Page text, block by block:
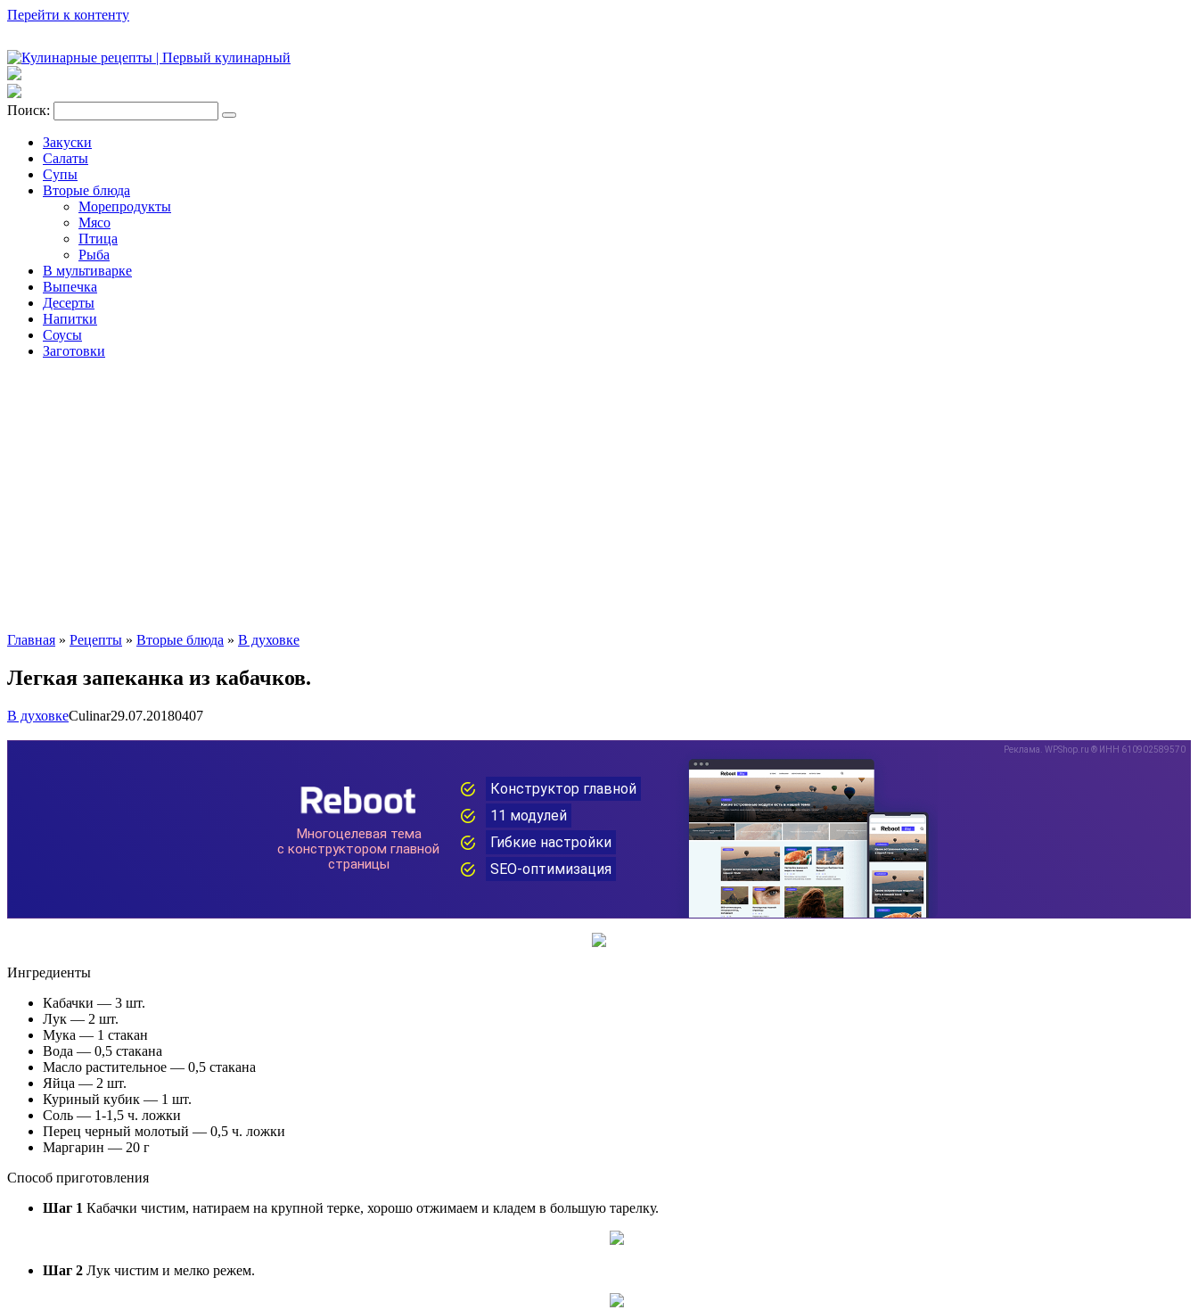
Перейти к контенту
Поиск:
Закуски
Салаты
Супы
Вторые блюда
Морепродукты
Мясо
Птица
Рыба
В мультиварке
Выпечка
Десерты
Напитки
Соусы
Заготовки
Главная » Рецепты » Вторые блюда » В духовке
Легкая запеканка из кабачков.
В духовкеСulinar29.07.20180407
Ингредиенты
Кабачки — 3 шт.
Лук — 2 шт.
Мука — 1 стакан
Вода — 0,5 стакана
Масло растительное — 0,5 стакана
Яйца — 2 шт.
Куриный кубик — 1 шт.
Соль — 1-1,5 ч. ложки
Перец черный молотый — 0,5 ч. ложки
Маргарин — 20 г
Способ приготовления
Шаг 1 Кабачки чистим, натираем на крупной терке, хорошо отжимаем и кладем в большую тарелку.
Шаг 2 Лук чистим и мелко режем.